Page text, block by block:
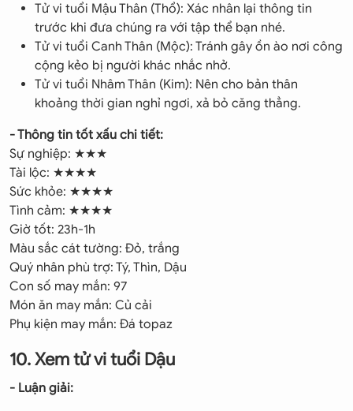
Tử vi tuổi Mậu Thân (Thổ): Xác nhân lại thông tin
trước khi đưa chúng ra với tập thể bạn nhé.
Tử vi tuổi Canh Thân (Mộc): Tránh gây ồn ào nơi công
cộng kẻo bị người khác nhắc nhở.
Tử vi tuổi Nhâm Thân (Kim): Nên cho bản thân
khoảng thời gian nghỉ ngơi, xả bỏ căng thẳng.
- Thông tin tốt xấu chi tiết:
Sự nghiệp: ★★★
Tài lộc: ★★★★
Sức khỏe: ★★★★
Tình cảm: ★★★★
Giờ tốt: 23h-1h
Màu sắc cát tường: Đỏ, trắng
Quý nhân phù trợ: Tý, Thìn, Dậu
Con số may mắn: 97
Món ăn may mắn: Củ cải
Phụ kiện may mắn: Đá topaz
10. Xem tử vi tuổi Dậu
- Luận giải: